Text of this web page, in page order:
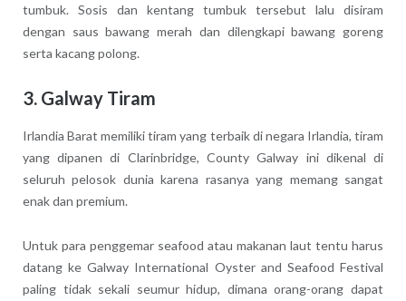
tumbuk. Sosis dan kentang tumbuk tersebut lalu disiram
dengan saus bawang merah dan dilengkapi bawang goreng
serta kacang polong.
3. Galway Tiram
Irlandia Barat memiliki tiram yang terbaik di negara Irlandia, tiram
yang dipanen di Clarinbridge, County Galway ini dikenal di
seluruh pelosok dunia karena rasanya yang memang sangat
enak dan premium.
Untuk para penggemar seafood atau makanan laut tentu harus
datang ke Galway International Oyster and Seafood Festival
paling tidak sekali seumur hidup, dimana orang-orang dapat